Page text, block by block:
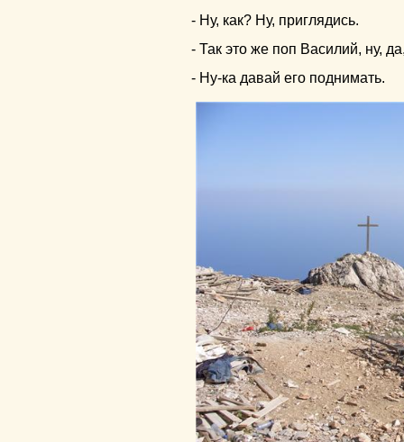
- Ну, как? Ну, приглядись.
- Так это же поп Василий, ну,
- Ну-ка давай его поднимать.